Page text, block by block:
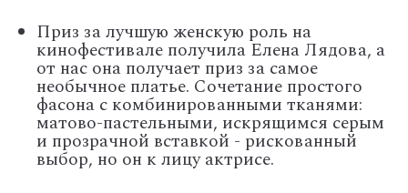
Приз за лучшую женскую роль на
кинофестивале получила Елена Лядова, а
от нас она получает приз за самое
необычное платье. Сочетание простого
фасона с комбинированными тканями:
матово-пастельными, искрящимся серым
и прозрачной вставкой - рискованный
выбор, но он к лицу актрисе.